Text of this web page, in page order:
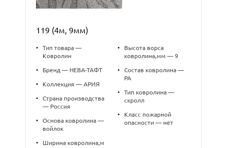
119 (4м, 9мм)
•
Тип товара —
Ковролин
• Бренд — НЕВА-ТАФТ
• Коллекция — АРИЯ
•
Страна производства
— Россия
•
Основа ковролина —
войлок
•
Ширина ковролина,м
•
Высота ворса
ковролина,мм — 9
•
Состав ковролина —
PA
•
Тип ковролина —
скролл
•
Класс пожарной
опасности — нет